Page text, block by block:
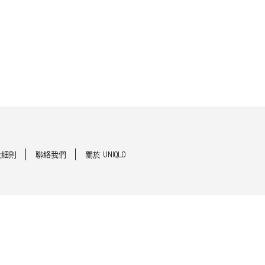
則 聯絡我們 關於 UNIQLO